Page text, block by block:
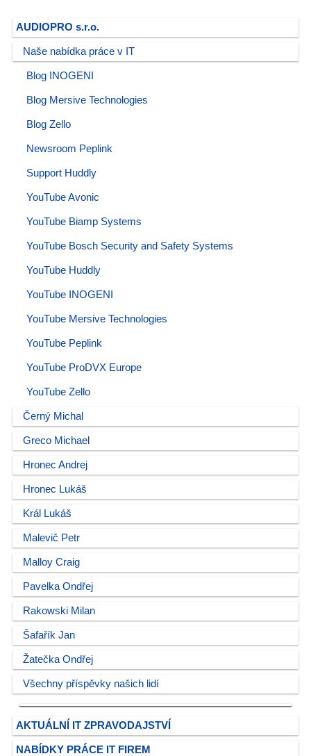
AUDIOPRO s.r.o.
Naše nabídka práce v IT
Blog INOGENI
Blog Mersive Technologies
Blog Zello
Newsroom Peplink
Support Huddly
YouTube Avonic
YouTube Biamp Systems
YouTube Bosch Security and Safety Systems
YouTube Huddly
YouTube INOGENI
YouTube Mersive Technologies
YouTube Peplink
YouTube ProDVX Europe
YouTube Zello
Černý Michal
Greco Michael
Hronec Andrej
Hronec Lukáš
Král Lukáš
Malevič Petr
Malloy Craig
Pavelka Ondřej
Rakowski Milan
Šafařík Jan
Žatečka Ondřej
Všechny příspěvky našich lidí
AKTUÁLNÍ IT ZPRAVODAJSTVÍ
NABÍDKY PRÁCE IT FIREM